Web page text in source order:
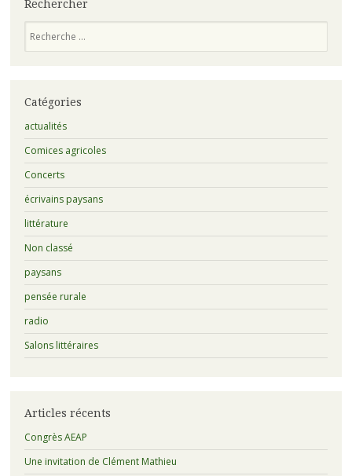
Rechercher
Catégories
actualités
Comices agricoles
Concerts
écrivains paysans
littérature
Non classé
paysans
pensée rurale
radio
Salons littéraires
Articles récents
Congrès AEAP
Une invitation de Clément Mathieu